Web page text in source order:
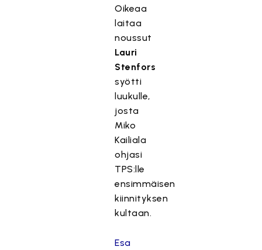
Oikeaa
laitaa
noussut
Lauri
Stenfors
syötti
luukulle,
josta
Miko
Kailiala
ohjasi
TPS:lle
ensimmäisen
kiinnityksen
kultaan.
Esa